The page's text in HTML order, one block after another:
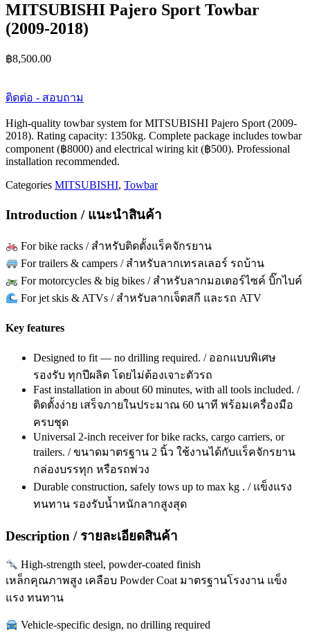
MITSUBISHI Pajero Sport Towbar
(2009-2018)
฿8,500.00
ติดต่อ - สอบถาม
High-quality towbar system for MITSUBISHI Pajero Sport (2009-
2018). Rating capacity: 1350kg. Complete package includes towbar
component (฿8000) and electrical wiring kit (฿500). Professional
installation recommended.
Categories MITSUBISHI, Towbar
Introduction / แนะนำสินค้า
For bike racks / สำหรับติดตั้งแร็คจักรยาน
For trailers & campers / สำหรับลากเทรลเลอร์ รถบ้าน
For motorcycles & big bikes / สำหรับลากมอเตอร์ไซค์ บิ๊กไบค์
For jet skis & ATVs / สำหรับลากเจ็ตสกี และรถ ATV
Key features
Designed to fit — no drilling required. / ออกแบบพิเศษ
รองรับ ทุกปีผลิต โดยไม่ต้องเจาะตัวรถ
Fast installation in about 60 minutes, with all tools included. /
ติดตั้งง่าย เสร็จภายในประมาณ 60 นาที พร้อมเครื่องมือ
ครบชุด
Universal 2-inch receiver for bike racks, cargo carriers, or
trailers. / ขนาดมาตรฐาน 2 นิ้ว ใช้งานได้กับแร็คจักรยาน
กล่องบรรทุก หรือรถพ่วง
Durable construction, safely tows up to max kg . / แข็งแรง
ทนทาน รองรับน้ำหนักลากสูงสุด
Description / รายละเอียดสินค้า
High-strength steel, powder-coated finish
เหล็กคุณภาพสูง เคลือบ Powder Coat มาตรฐานโรงงาน แข็ง
แรง ทนทาน
Vehicle-specific design, no drilling required